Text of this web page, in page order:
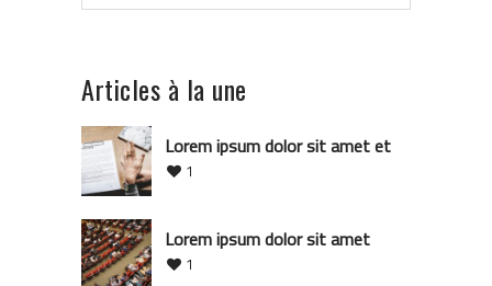
Articles à la une
Lorem ipsum dolor sit amet et
1
Lorem ipsum dolor sit amet
1